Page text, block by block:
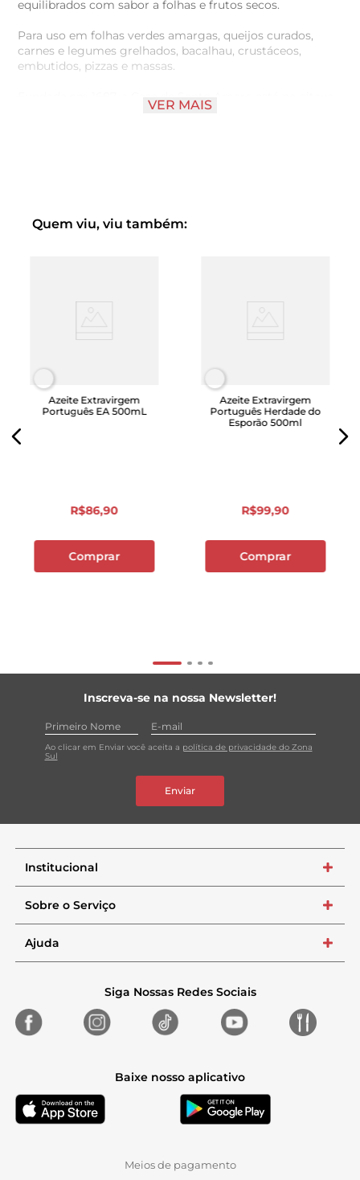
equilibrados com sabor a folhas e frutos secos.
Para uso em folhas verdes amargas, queijos curados,
carnes e legumes grelhados, bacalhau, crustáceos,
embutidos, pizzas e massas.
Fundada em 1687, a Casa de Santo Amaro está na oitava
geração familiar e desde o século XIX, a produção de
VER MAIS
Quem viu, viu também:
Azeite Extravirgem
Português EA 500mL
R$86,90
Comprar
Azeite Extravirgem
Português Herdade do
Esporão 500ml
R$99,90
Comprar
Inscreva-se na nossa Newsletter!
Ao clicar em Enviar você aceita a política de privacidade do Zona
Sul
Enviar
Institucional +
Sobre o Serviço +
Ajuda +
Siga Nossas Redes Sociais
Baixe nosso aplicativo
Meios de pagamento